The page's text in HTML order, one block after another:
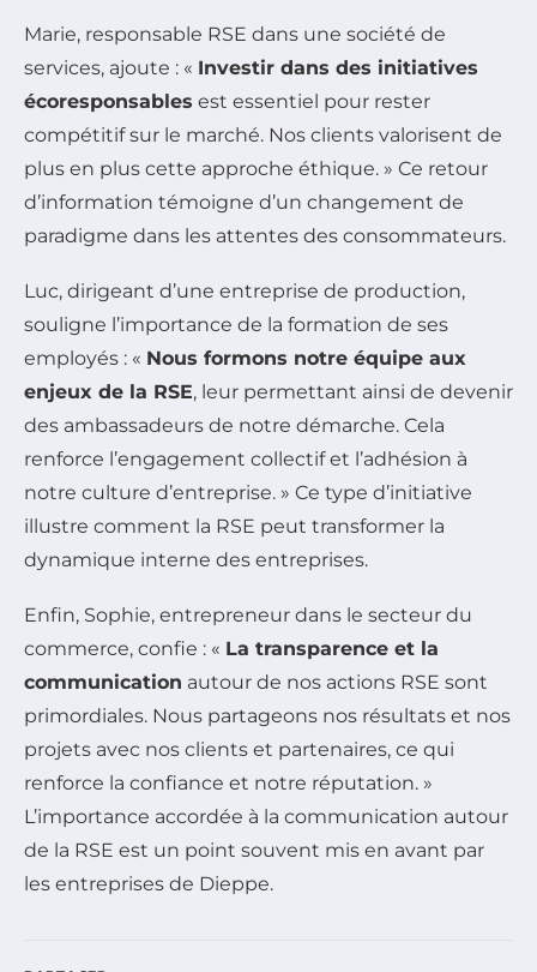
Marie, responsable RSE dans une société de
services, ajoute : « Investir dans des initiatives
écoresponsables est essentiel pour rester
compétitif sur le marché. Nos clients valorisent de
plus en plus cette approche éthique. » Ce retour
d’information témoigne d’un changement de
paradigme dans les attentes des consommateurs.
Luc, dirigeant d’une entreprise de production,
souligne l’importance de la formation de ses
employés : « Nous formons notre équipe aux
enjeux de la RSE, leur permettant ainsi de devenir
des ambassadeurs de notre démarche. Cela
renforce l’engagement collectif et l’adhésion à
notre culture d’entreprise. » Ce type d’initiative
illustre comment la RSE peut transformer la
dynamique interne des entreprises.
Enfin, Sophie, entrepreneur dans le secteur du
commerce, confie : « La transparence et la
communication autour de nos actions RSE sont
primordiales. Nous partageons nos résultats et nos
projets avec nos clients et partenaires, ce qui
renforce la confiance et notre réputation. »
L’importance accordée à la communication autour
de la RSE est un point souvent mis en avant par
les entreprises de Dieppe.